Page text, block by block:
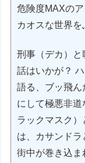
危険度MAXの
カオスな世界を
刑事（デカ）
話はいかが？
語る、ブッ飛ん
にして極悪非
ラックマスク
は、カサンドラ
街中が巻き込